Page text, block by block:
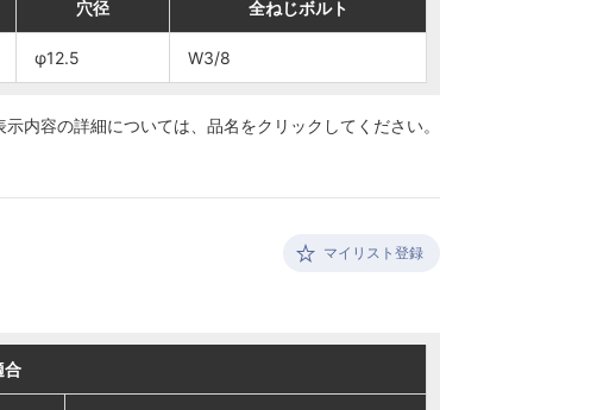
穴径 全ねじボルト
φ12.5 W3/8
穴径 全ねじボルト
φ12.5 W3/8
示内容の詳細については、 品名をクリックしてください。
マイリスト登録
合
合